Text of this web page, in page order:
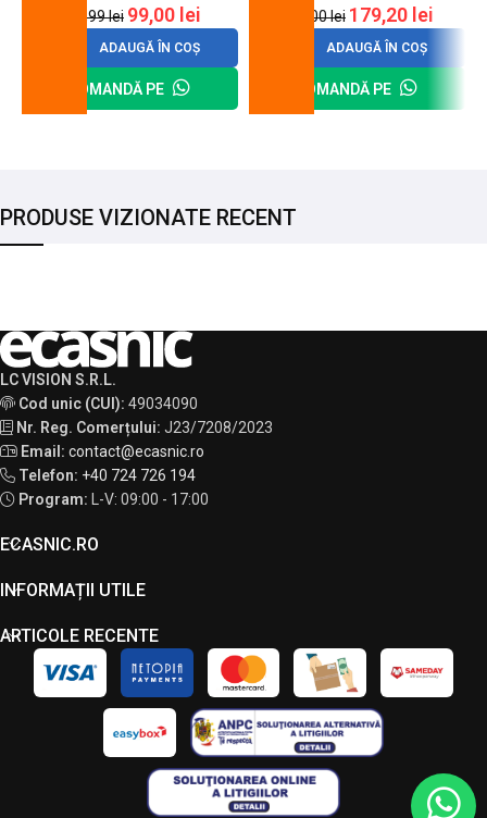
120,99lei 99,00 lei
ADAUGĂ ÎN COȘ
COMANDĂ PE
200,00lei 179,20 lei
ADAUGĂ ÎN COȘ
COMANDĂ PE
PRODUSE VIZIONATE RECENT
LC VISION S.R.L.
Cod unic (CUI): 49034090
Nr. Reg. Comerțului: J23/7208/2023
Email: contact@ecasnic.ro
Telefon: +40 724 726 194
Program:
L-V: 09:00 - 17:00
ECASNIC.RO
INFORMAȚII UTILE
ARTICOLE RECENTE